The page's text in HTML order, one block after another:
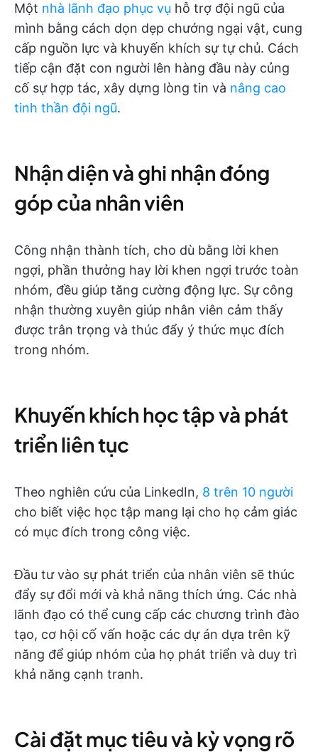
Một nhà lãnh đạo phục vụ hỗ trợ đội ngũ của
mình bằng cách dọn dẹp chướng ngại vật, cung
cấp nguồn lực và khuyến khích sự tự chủ. Cách
tiếp cận đặt con người lên hàng đầu này củng
cố sự hợp tác, xây dựng lòng tin và nâng cao
tinh thần đội ngũ.
Nhận diện và ghi nhận đóng
góp của nhân viên
Công nhận thành tích, cho dù bằng lời khen
ngợi, phần thưởng hay lời khen ngợi trước toàn
nhóm, đều giúp tăng cường động lực. Sự công
nhận thường xuyên giúp nhân viên cảm thấy
được trân trọng và thúc đẩy ý thức mục đích
trong nhóm.
Khuyến khích học tập và phát
triển liên tục
Theo nghiên cứu của LinkedIn, 8 trên 10 người
cho biết việc học tập mang lại cho họ cảm giác
có mục đích trong công việc.
Đầu tư vào sự phát triển của nhân viên sẽ thúc
đẩy sự đổi mới và khả năng thích ứng. Các nhà
lãnh đạo có thể cung cấp các chương trình đào
tạo, cơ hội cố vấn hoặc các dự án dựa trên kỹ
năng để giúp nhóm của họ phát triển và duy trì
khả năng cạnh tranh.
Cài đặt mục tiêu và kỳ vọng rõ